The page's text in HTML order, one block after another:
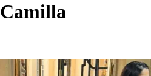
Camilla